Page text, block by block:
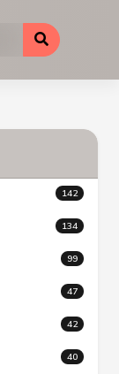
142
134
99
47
42
40